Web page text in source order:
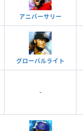
アニバーサリー
グローバルライト
-